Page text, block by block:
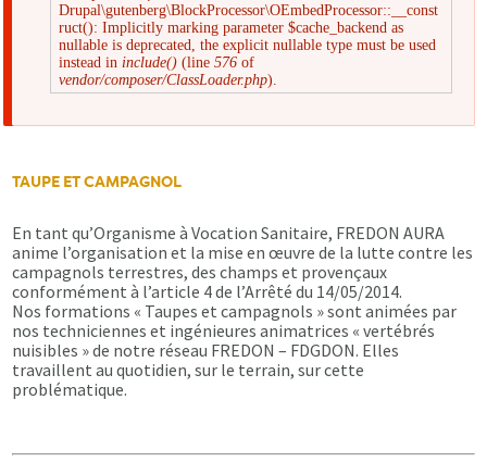
Message
d'erreur
Drupal\gutenberg\BlockProcessor\OEmbedProcessor::__const
ruct(): Implicitly marking parameter $cache_backend as
nullable is deprecated, the explicit nullable type must be used
instead in include() (line576 of
vendor/composer/ClassLoader.php).
TAUPE ET CAMPAGNOL
En tant qu’Organisme à Vocation Sanitaire, FREDON AURA
anime l’organisation et la mise en œuvre de la lutte contre les
campagnols terrestres, des champs et provençaux
conformément à l’article 4 de l’Arrêté du 14/05/2014.
Nos formations « Taupes et campagnols » sont animées par
nos techniciennes et ingénieures animatrices « vertébrés
nuisibles » de notre réseau FREDON – FDGDON. Elles
travaillent au quotidien, sur le terrain, sur cette
problématique.